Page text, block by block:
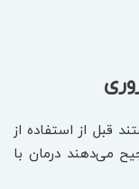
قبل از استفاده از
می‌دهند درمان با